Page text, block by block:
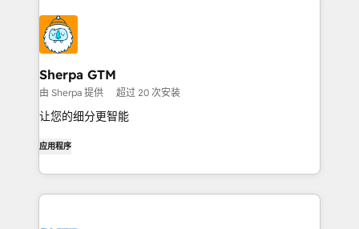
Sherpa GTM
由 Sherpa 提供 超过 20 次安装
让您的细分更智能
应用程序